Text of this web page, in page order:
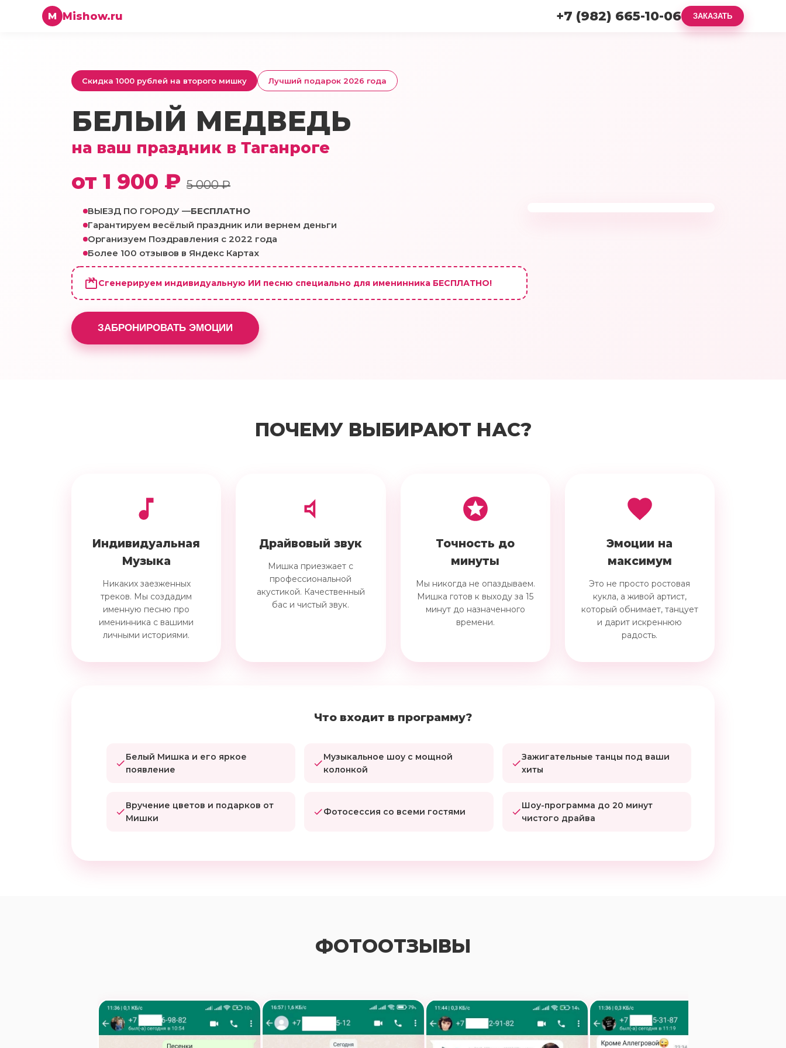
M Mishow.ru +7 (982) 665-10-06 ЗАКАЗАТЬ
Скидка 1000 рублей на второго мишку Лучший подарок 2026 года
БЕЛЫЙ МЕДВЕДЬ
на ваш праздник в Таганроге
от 1 900 ₽ 5 000 ₽
ВЫЕЗД ПО ГОРОДУ —БЕСПЛАТНО
Гарантируем весёлый праздник или вернем деньги
Организуем Поздравления с 2022 года
Более 100 отзывов в Яндекс Картах
Сгенерируем индивидуальную ИИ песню специально для именинника БЕСПЛАТНО!
ЗАБРОНИРОВАТЬ ЭМОЦИИ
ПОЧЕМУ ВЫБИРАЮТ НАС?
Индивидуальная
Музыка
Никаких заезженных
треков. Мы создадим
именную песню про
именинника с вашими
личными историями.
Драйвовый звук
Мишка приезжает с
профессиональной
акустикой. Качественный
бас и чистый звук.
Точность до
минуты
Мы никогда не опаздываем.
Мишка готов к выходу за 15
минут до назначенного
времени.
Эмоции на
максимум
Это не просто ростовая
кукла, а живой артист,
который обнимает, танцует
и дарит искреннюю
радость.
Что входит в программу?
Белый Мишка и его яркое
появление
Музыкальное шоу с мощной
колонкой
Зажигательные танцы под ваши
хиты
Вручение цветов и подарков от
Мишки
Фотосессия со всеми гостями
Шоу-программа до 20 минут
чистого драйва
ФОТООТЗЫВЫ